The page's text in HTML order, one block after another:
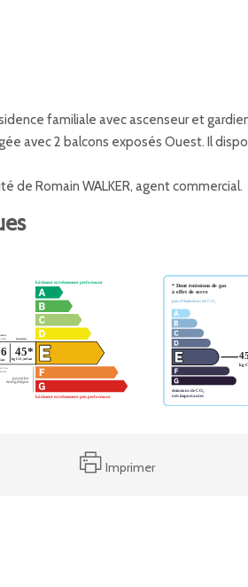
familiale avec ascenseur et
avec 2 balcons exposés Ouest. Il
de Romain WALKER, agent commercial.
Imprimer